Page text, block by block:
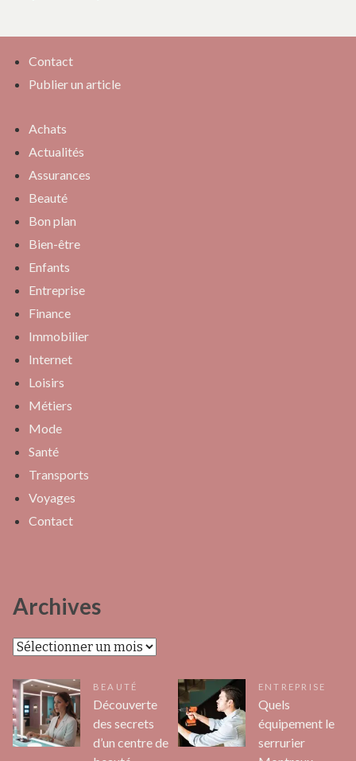
Contact
Publier un article
Achats
Actualités
Assurances
Beauté
Bon plan
Bien-être
Enfants
Entreprise
Finance
Immobilier
Internet
Loisirs
Métiers
Mode
Santé
Transports
Voyages
Contact
Archives
Archives
BEAUTÉ
Découverte
des secrets
d’un centre de
ENTREPRISE
Quels
équipement le
serrurier